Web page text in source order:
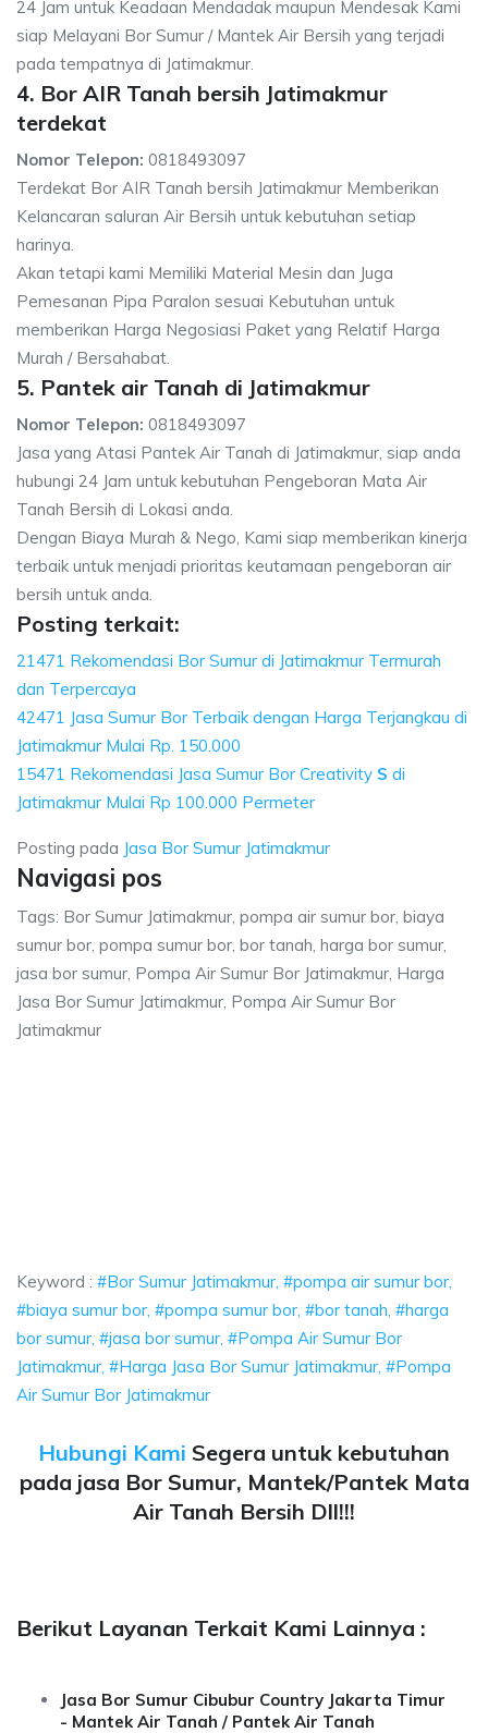
24 Jam untuk Keadaan Mendadak maupun Mendesak Kami
siap Melayani Bor Sumur / Mantek Air Bersih yang terjadi
pada tempatnya di Jatimakmur.
4. Bor AIR Tanah bersih Jatimakmur
terdekat
Nomor Telepon: 0818493097
Terdekat Bor AIR Tanah bersih Jatimakmur Memberikan
Kelancaran saluran Air Bersih untuk kebutuhan setiap
harinya.
Akan tetapi kami Memiliki Material Mesin dan Juga
Pemesanan Pipa Paralon sesuai Kebutuhan untuk
memberikan Harga Negosiasi Paket yang Relatif Harga
Murah / Bersahabat.
5. Pantek air Tanah di Jatimakmur
Nomor Telepon: 0818493097
Jasa yang Atasi Pantek Air Tanah di Jatimakmur, siap anda
hubungi 24 Jam untuk kebutuhan Pengeboran Mata Air
Tanah Bersih di Lokasi anda.
Dengan Biaya Murah & Nego, Kami siap memberikan kinerja
terbaik untuk menjadi prioritas keutamaan pengeboran air
bersih untuk anda.
Posting terkait:
21471 Rekomendasi Bor Sumur di Jatimakmur Termurah
dan Terpercaya
42471 Jasa Sumur Bor Terbaik dengan Harga Terjangkau di
Jatimakmur Mulai Rp. 150.000
15471 Rekomendasi Jasa Sumur Bor Creativity S di
Jatimakmur Mulai Rp 100.000 Permeter
Posting pada Jasa Bor Sumur Jatimakmur
Navigasi pos
Tags: Bor Sumur Jatimakmur, pompa air sumur bor, biaya
sumur bor, pompa sumur bor, bor tanah, harga bor sumur,
jasa bor sumur, Pompa Air Sumur Bor Jatimakmur, Harga
Jasa Bor Sumur Jatimakmur, Pompa Air Sumur Bor
Jatimakmur
Keyword : #Bor Sumur Jatimakmur, #pompa air sumur bor,
#biaya sumur bor, #pompa sumur bor, #bor tanah, #harga
bor sumur, #jasa bor sumur, #Pompa Air Sumur Bor
Jatimakmur, #Harga Jasa Bor Sumur Jatimakmur, #Pompa
Air Sumur Bor Jatimakmur
Hubungi Kami Segera untuk kebutuhan
pada jasa Bor Sumur, Mantek/Pantek Mata
Air Tanah Bersih Dll!!!
Berikut Layanan Terkait Kami Lainnya :
Jasa Bor Sumur Cibubur Country Jakarta Timur
- Mantek Air Tanah / Pantek Air Tanah